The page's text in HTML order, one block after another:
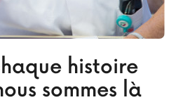
histoire
sommes là